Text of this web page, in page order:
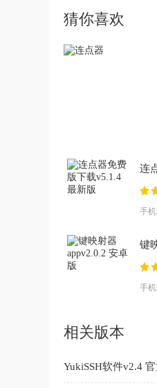
猜你喜欢
连
最
手
键
版
手
相关版本
YukiSSH软件v2.4